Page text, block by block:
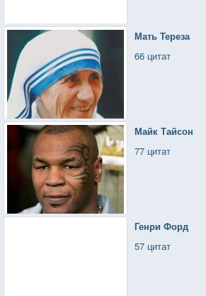
Мать Тереза
66 цитат
Майк Тайсон
77 цитат
Генри Форд
57 цитат